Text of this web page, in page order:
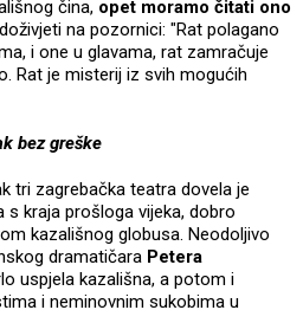
čina, opet moramo čitati ono
na pozornici: "Rat polagano
i one u glavama, rat zamračuje
Rat je misterij iz svih mogućih
bez greške
tri zagrebačka teatra dovela je
kraja prošloga vijeka, dobro
kazališnog globusa. Neodoljivo
dramatičara Petera
uspjela kazališna, a potom i
i neminovnim sukobima u